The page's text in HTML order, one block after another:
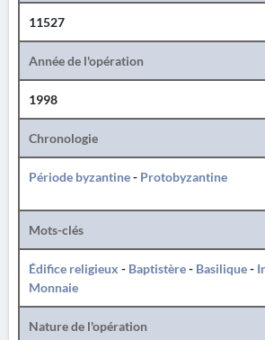
11527
Année de l'opération
1998
Chronologie
Période byzantine- Protobyzantine
Mots-clés
Édifice religieux - Baptistère- Basilique-
Monnaie
Nature de l'opération